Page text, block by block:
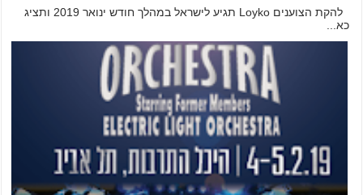
להקת הצוענים Loyko תגיע לישראל במהלך חודש ינואר 2019 ותציג
כא...